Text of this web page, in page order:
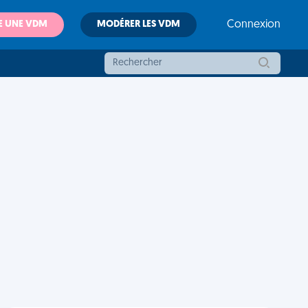
UNE VDM MODÉRER LES VDM Connexion